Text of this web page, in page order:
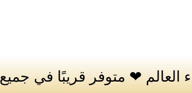
❤ متوفر قريبًا في جميع